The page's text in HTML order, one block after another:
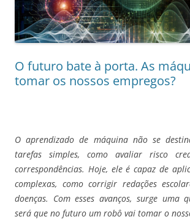
O futuro bate à porta. As
tomar os nossos empregos?
O aprendizado de máquina não se
tarefas simples, como avaliar risco
correspondências. Hoje, ele é capaz de
complexas, como corrigir redações
doenças. Com esses avanços, surge uma
será que no futuro um robô vai tomar o